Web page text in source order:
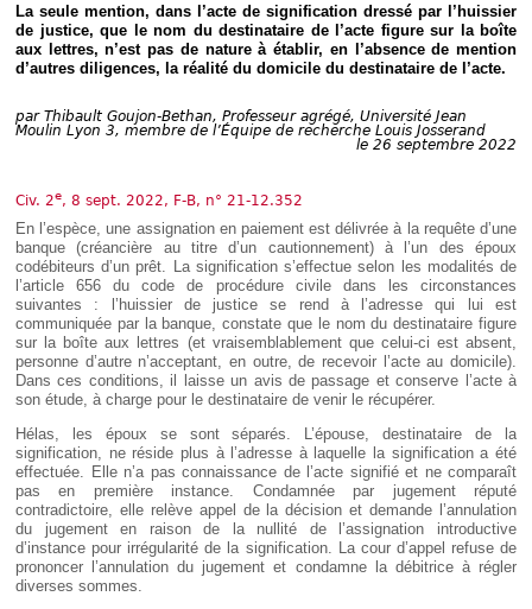
IT
La seule mention, dans l’acte de signification dressé par l’huissier
de justice, que le nom du destinataire de l’acte figure sur la boîte
aux lettres, n’est pas de nature à établir, en l’absence de mention
d’autres diligences, la réalité du domicile du destinataire de l’acte.
par Thibault Goujon-Bethan, Professeur agrégé, Université Jean
Moulin Lyon 3, membre de l’Équipe de recherche Louis Josserand
le 26 septembre 2022
Civ. 2e, 8 sept. 2022, F-B, n° 21-12.352
En l’espèce, une assignation en paiement est délivrée à la requête d’une
banque (créancière au titre d’un cautionnement) à l’un des époux
codébiteurs d’un prêt. La signification s’effectue selon les modalités de
l’article 656 du code de procédure civile dans les circonstances
suivantes : l’huissier de justice se rend à l’adresse qui lui est
communiquée par la banque, constate que le nom du destinataire figure
sur la boîte aux lettres (et vraisemblablement que celui-ci est absent,
personne d’autre n’acceptant, en outre, de recevoir l’acte au domicile).
Dans ces conditions, il laisse un avis de passage et conserve l’acte à
son étude, à charge pour le destinataire de venir le récupérer.
Hélas, les époux se sont séparés. L’épouse, destinataire de la
signification, ne réside plus à l’adresse à laquelle la signification a été
effectuée. Elle n’a pas connaissance de l’acte signifié et ne comparaît
pas en première instance. Condamnée par jugement réputé
contradictoire, elle relève appel de la décision et demande l’annulation
du jugement en raison de la nullité de l’assignation introductive
d’instance pour irrégularité de la signification. La cour d’appel refuse de
prononcer l’annulation du jugement et condamne la débitrice à régler
diverses sommes.